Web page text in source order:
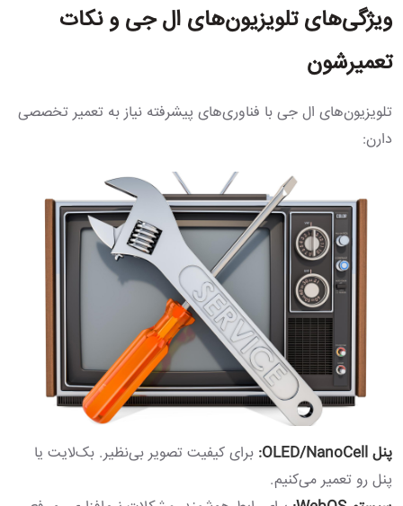
ویژگی‌های تلویزیون‌های ال جی و نکات
تعمیرشون
تلویزیون‌های ال جی با فناوری‌های پیشرفته نیاز به تعمیر تخصصی
دارن:
پنل OLED/NanoCell:
برای کیفیت تصویر بی‌نظیر. بک‌لایت یا
پنل رو تعمیر می‌کنیم.